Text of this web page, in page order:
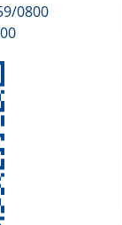
0800